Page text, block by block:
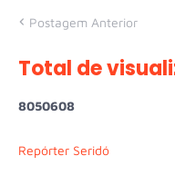
Postagem Anterior
Total de
8050608
Repórter Seridó